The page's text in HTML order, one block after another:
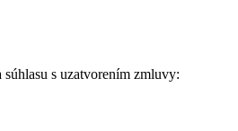
s uzatvorením zmluvy: